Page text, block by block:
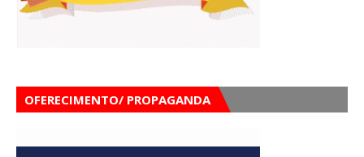
OFERECIMENTO/ PROPAGANDA